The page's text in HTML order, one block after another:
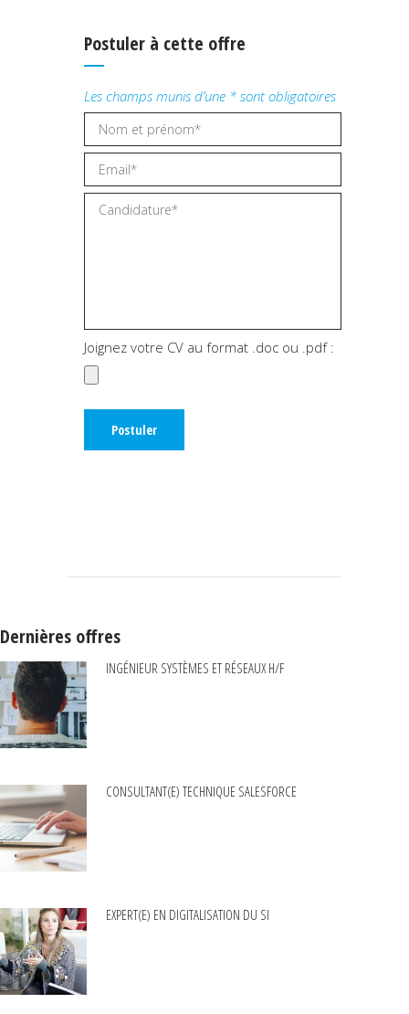
Postuler à cette offre
Les champs munis d’une * sont obligatoires
Joignez votre CV au format .doc ou .pdf :
Dernières offres
INGÉNIEUR SYSTÈMES ET RÉSEAUX H/F
CONSULTANT(E) TECHNIQUE SALESFORCE
EXPERT(E) EN DIGITALISATION DU SI